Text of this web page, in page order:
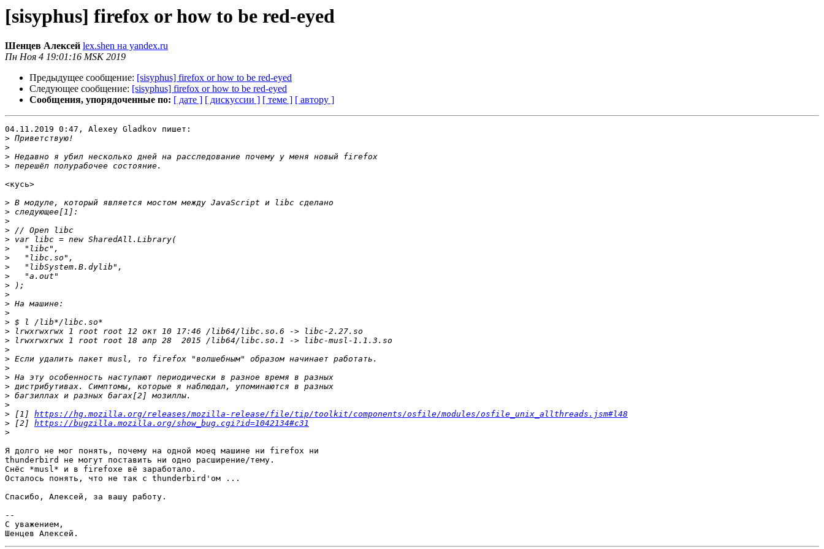
[sisyphus] firefox or how to be red-eyed
Шенцев Алексей lex.shen на yandex.ru
Пн Ноя 4 19:01:16 MSK 2019
Предыдущее сообщение: [sisyphus] firefox or how to be red-eyed
Следующее сообщение: [sisyphus] firefox or how to be red-eyed
Сообщения, упорядоченные по: [ дате ] [ дискуссии ] [ теме ] [ автору ]
04.11.2019 0:47, Alexey Gladkov пишет:
>
>
>
>
<кусь>
>
>
>
>
>
>
>
>
>
>
>
>
>
>
>
>
>
>
>
>
>
>
>
> [1] https://hg.mozilla.org/releases/mozilla-release/file/tip/toolkit/components/osfile/modules/osfile_unix_allthreads.jsm#l48
> [2] https://bugzilla.mozilla.org/show_bug.cgi?id=1042134#c31
>
Я долго не мог понять, почему на одной моеq машине ни firefox ни
thunderbird не могут поставить ни одно расширение/тему.
Снёс *musl* и в firefoxe вё заработало.
Осталось понять, что не так с thunderbird'ом ...
Спасибо, Алексей, за вашу работу.
--
С уважением,